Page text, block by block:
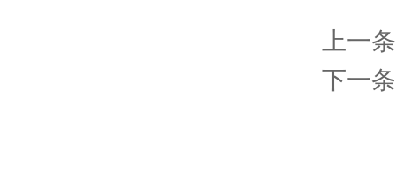
上一
下一